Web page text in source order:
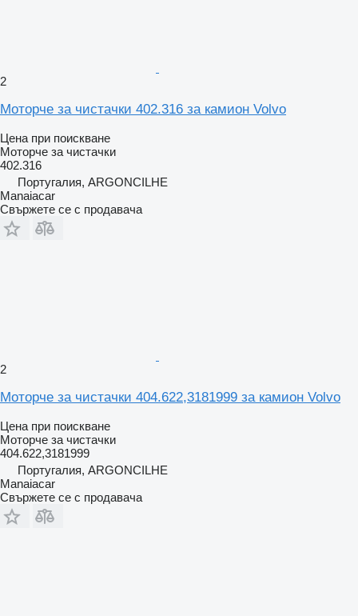
2
Моторче за чистачки 402.316 за камион Volvo
Цена при поискване
Моторче за чистачки
402.316
Португалия, ARGONCILHE
Manaiacar
Свържете се с продавача
2
Моторче за чистачки 404.622,3181999 за камион Volvo
Цена при поискване
Моторче за чистачки
404.622,3181999
Португалия, ARGONCILHE
Manaiacar
Свържете се с продавача